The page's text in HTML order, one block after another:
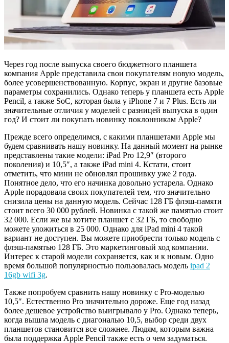
Через год после выпуска своего бюджетного планшета
компания Apple представила свои покупателям новую модель,
более усовершенствованную. Корпус, экран и другие базовые
параметры сохранились. Однако теперь у планшета есть Apple
Pencil, а также SoC, которая была у iPhone 7 и 7 Plus. Есть ли
значительные отличия у моделей с разницей выпуска в один
год? И стоит ли покупать новинку поклонникам Apple?
Прежде всего определимся, с какими планшетами Apple мы
будем сравнивать нашу новинку. На данный момент на рынке
представлены такие модели: iPad Pro 12,9″ (второго
поколения) и 10,5″, а также iPad mini 4. Кстати, стоит
отметить, что мини не обновлял прошивку уже 2 года.
Понятное дело, что его начинка довольно устарела. Однако
Apple порадовала своих покупателей тем, что значительно
снизила цены на данную модель. Сейчас 128 ГБ флэш-памяти
стоит всего 30 000 рублей. Новинка с такой же памятью стоит
32 000. Если же вы хотите планшет с 32 ГБ, то свободно
можете уложиться в 25 000. Однако для iPad mini 4 такой
вариант не доступен. Вы можете приобрести только модель с
флэш-памятью 128 ГБ. Это маркетинговый ход компании.
Интерес к старой модели сохраняется, как и к новым. Одно
время большой популярностью пользовалась модель ipad 2
16gb wifi 3g.
Также попробуем сравнить нашу новинку с Pro-моделью
10,5″. Естественно Pro значительно дороже. Еще год назад
более дешевое устройство выигрывало у Pro. Однако теперь,
когда вышла модель с диагональю 10,5, выбор среди двух
планшетов становится все сложнее. Людям, которым важна
была поддержка Apple Pencil также есть о чем задуматься.